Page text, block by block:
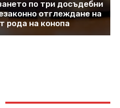
по три досъдебни
отглеждане на
рода на конопа